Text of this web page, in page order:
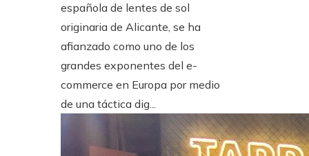
española de lentes de sol
originaria de Alicante, se ha
afianzado como uno de los
grandes exponentes del e-
commerce en Europa por medio
de una táctica dig...